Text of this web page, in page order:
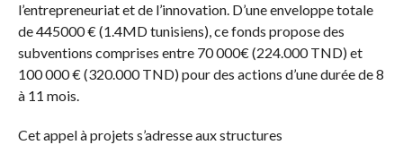
l’entrepreneuriat et de l’innovation. D’une enveloppe totale
de 445000 € (1.4MD tunisiens), ce fonds propose des
subventions comprises entre 70 000€ (224.000 TND) et
100 000 € (320.000 TND) pour des actions d’une durée de 8
à 11 mois.
Cet appel à projets s’adresse aux structures